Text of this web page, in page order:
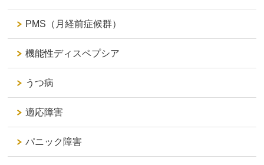
PMS（月経前症候群）
機能性ディスペプシア
うつ病
適応障害
パニック障害